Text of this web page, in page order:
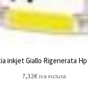
inkjet Giallo Rigenerata Hp
7,32€ iva inclusa